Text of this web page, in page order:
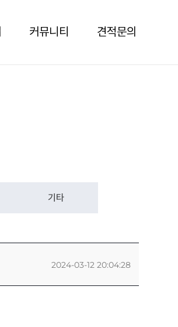
커뮤니티 견적문의
기타
2024-03-12 20:04:28